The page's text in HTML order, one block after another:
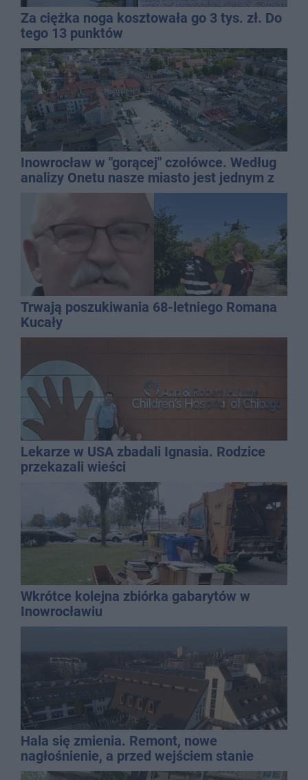
Za ciężka noga kosztowała go 3 tys. zł. Do
tego 13 punktów
Inowrocław w "gorącej" czołówce. Według
analizy Onetu nasze miasto jest jednym z
najbardziej narażonych na upały
Trwają poszukiwania 68-letniego Romana
Kucały
Lekarze w USA zbadali Ignasia. Rodzice
przekazali wieści
Wkrótce kolejna zbiórka gabarytów w
Inowrocławiu
Hala się zmienia. Remont, nowe
nagłośnienie, a przed wejściem stanie
QEMETICA ARENA